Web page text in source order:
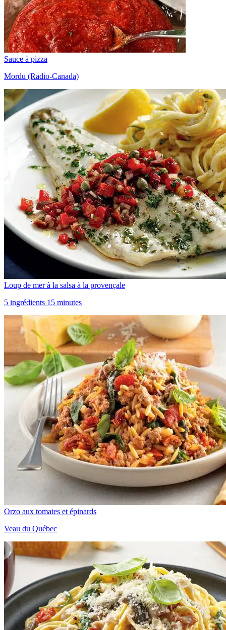
Sauce à pizza
Mordu (Radio-Canada)
Loup de mer à la salsa à la provençale
5 ingrédients 15 minutes
Orzo aux tomates et épinards
Veau du Québec